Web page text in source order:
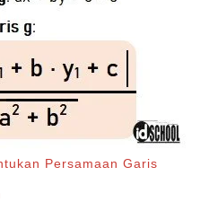
Persamaan Garis